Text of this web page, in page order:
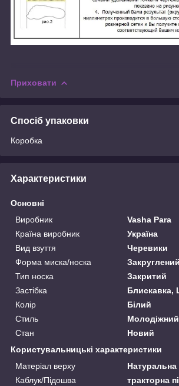
Приховати
Спосіб упаковки
Коробка
Характеристики
Основні
Виробник
Vasha Para
Країна виробник
Україна
Вид взуття
Черевики
Форма миска/носка
Закруглений
Тип носка
Закритий
Застібка
Блискавка,
Колір
Білий
Стиль
Молодіжний
Стан
Новий
Користувальницькі характеристики
Матеріал верху
Каблук/Підошва
тракторна